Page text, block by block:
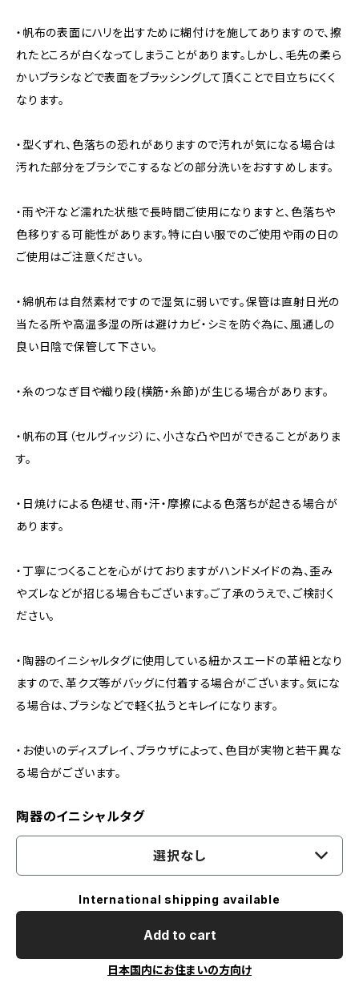
・帆布の表面にハリを出すために糊付けを施してありますので、擦
れたところが白くなってしまうことがあります。しかし、毛先の柔ら
かいブラシなどで表面をブラッシングして頂くことで目立ちにくく
なります。
・型くずれ、色落ちの恐れがありますので汚れが気になる場合は
汚れた部分をブラシでこするなどの部分洗いをおすすめします。
・雨や汗など濡れた状態で長時間ご使用になりますと、色落ちや
色移りする可能性があります。特に白い服でのご使用や雨の日の
ご使用はご注意ください。
・綿帆布は自然素材ですので湿気に弱いです。保管は直射日光の
当たる所や高温多湿の所は避けカビ・シミを防ぐ為に、風通しの
良い日陰で保管して下さい。
・糸のつなぎ目や織り段(横筋・糸節)が生じる場合があります。
・帆布の耳（セルヴィッジ）に、小さな凸や凹ができることがありま
す。
・日焼けによる色褪せ、雨・汗・摩擦による色落ちが起きる場合が
あります。
・丁寧につくることを心がけておりますがハンドメイドの為、歪み
やズレなどが招じる場合もございます。ご了承のうえで、ご検討く
ださい。
・陶器のイニシャルタグに使用している紐かスエードの革紐となり
ますので、革クズ等がバッグに付着する場合がございます。気にな
る場合は、ブラシなどで軽く払うとキレイになります。
・お使いのディスプレイ、ブラウザによって、色目が実物と若干異な
る場合がございます。
陶器のイニシャルタグ
選択なし
International shipping available
Add to cart
日本国内にお住まいの方向け